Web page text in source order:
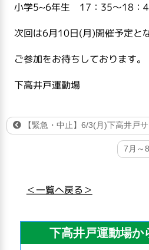
小学5~6年生 17：35～18：
次回は6月10日(月)開催予定と
ご参加をお待ちしております。
下高井戸運動場
【緊急・中止】6/3(月)下高井戸
7月～
＜一覧へ戻る＞
下高井戸運動場か